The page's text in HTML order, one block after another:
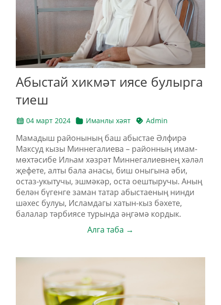
Абыстай хикмәт иясе булырга
тиеш
04 март 2024 Иманлы хәят Admin
Мамадыш районының баш абыстае Әлфирә
Максуд кызы Миннегалиева – районның имам-
мөхтәсибе Илһам хәзрәт Миннегалиевнең хәләл
җефете, алты бала анасы, биш оныгына әби,
остаз-укытучы, эшмәкәр, оста оештыручы. Аның
белән бүгенге заман татар абыстаеның нинди
шәхес булуы, Исламдагы хатын-кыз бәхете,
балалар тәрбиясе турында әңгәмә кордык.
Алга таба →